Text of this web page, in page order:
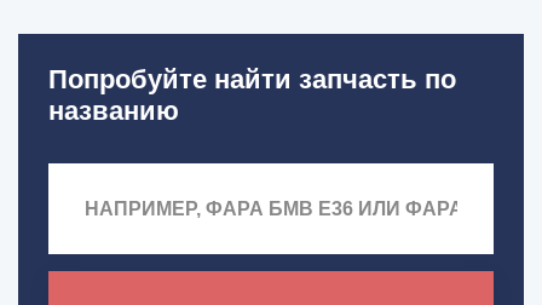
Попробуйте найти запчасть по
названию